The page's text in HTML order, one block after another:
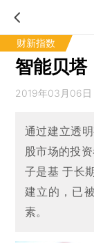
财新指数
智能贝塔
2019年03月06日
通过建立透
股市场的投
子是基 于长
建立的，已
素。